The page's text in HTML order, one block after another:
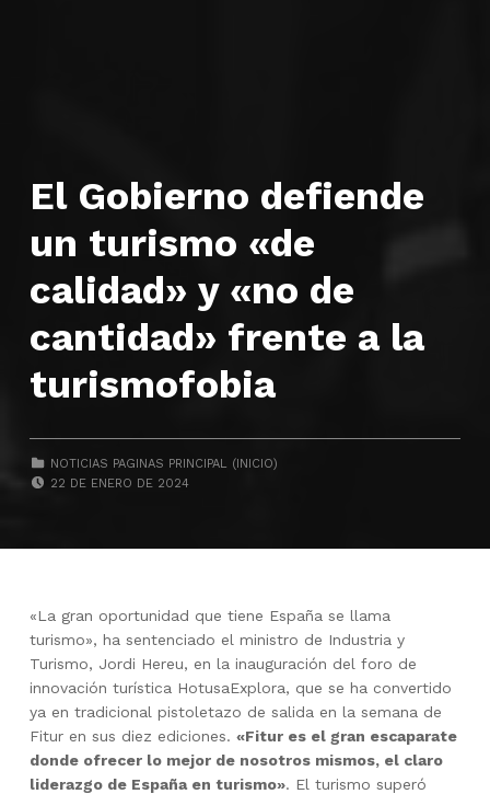
El Gobierno defiende
un turismo «de
calidad» y «no de
cantidad» frente a la
turismofobia
CATEGORIZED IN:
NOTICIAS PAGINAS PRINCIPAL (INICIO)
22 DE ENERO DE 2024
«La gran oportunidad que tiene España se llama
turismo», ha sentenciado el ministro de Industria y
Turismo, Jordi Hereu, en la inauguración del foro de
innovación turística HotusaExplora, que se ha convertido
ya en tradicional pistoletazo de salida en la semana de
Fitur en sus diez ediciones. «Fitur es el gran escaparate
donde ofrecer lo mejor de nosotros mismos, el claro
liderazgo de España en turismo». El turismo superó